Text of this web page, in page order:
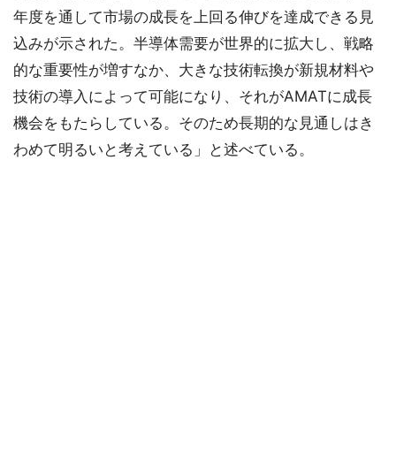
年度を通して市場の成長を上回る伸びを達成できる見
込みが示された。半導体需要が世界的に拡大し、戦略
的な重要性が増すなか、大きな技術転換が新規材料や
技術の導入によって可能になり、それがAMATに成長
機会をもたらしている。そのため長期的な見通しはき
わめて明るいと考えている」と述べている。